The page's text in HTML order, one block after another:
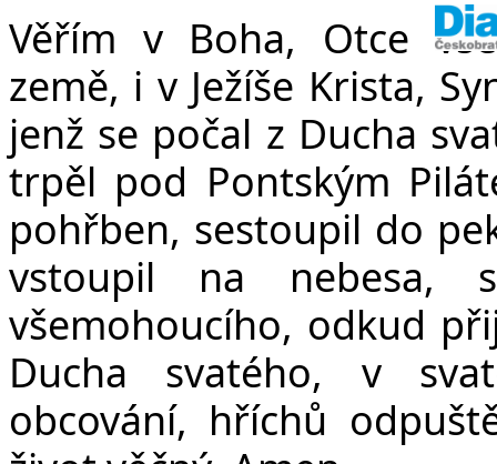
Věřím v Boha, Otce
země, i v Ježíše Krista,
jenž se počal z Ducha
trpěl pod Pontským
pohřben, sestoupil do
vstoupil na nebesa,
všemohoucího, odkud
Ducha svatého, v
obcování, hříchů